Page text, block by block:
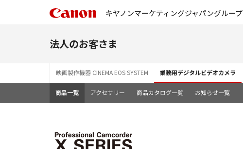
キヤノンマーケティングジャパングループ
法人のお客さま
映画製作機器 CINEMA EOS SYSTEM 業務用デジタルビデオカメラ
商品一覧 アクセサリー 商品カタログ一覧 お知らせ一覧